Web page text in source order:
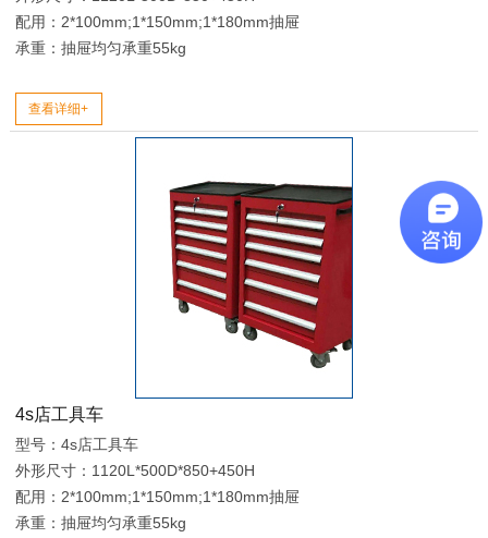
配用：2*100mm;1*150mm;1*180mm抽屉
承重：抽屉均匀承重55kg
查看详细+
4s店工具车
型号：4s店工具车
外形尺寸：1120L*500D*850+450H
配用：2*100mm;1*150mm;1*180mm抽屉
承重：抽屉均匀承重55kg